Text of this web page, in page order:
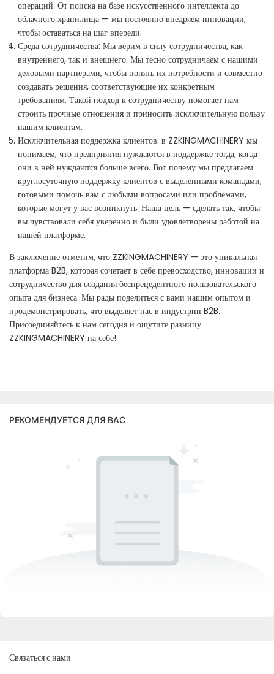
операций. От поиска на базе искусственного интеллекта до
облачного хранилища — мы постоянно внедряем инновации,
чтобы оставаться на шаг впереди.
Среда сотрудничества: Мы верим в силу сотрудничества, как
внутреннего, так и внешнего. Мы тесно сотрудничаем с нашими
деловыми партнерами, чтобы понять их потребности и совместно
создавать решения, соответствующие их конкретным
требованиям. Такой подход к сотрудничеству помогает нам
строить прочные отношения и приносить исключительную пользу
нашим клиентам.
Исключительная поддержка клиентов: в ZZKINGMACHINERY мы
понимаем, что предприятия нуждаются в поддержке тогда, когда
они в ней нуждаются больше всего. Вот почему мы предлагаем
круглосуточную поддержку клиентов с выделенными командами,
готовыми помочь вам с любыми вопросами или проблемами,
которые могут у вас возникнуть. Наша цель — сделать так, чтобы
вы чувствовали себя уверенно и были удовлетворены работой на
нашей платформе.
В заключение отметим, что ZZKINGMACHINERY — это уникальная
платформа B2B, которая сочетает в себе превосходство, инновации и
сотрудничество для создания беспрецедентного пользовательского
опыта для бизнеса. Мы рады поделиться с вами нашим опытом и
продемонстрировать, что выделяет нас в индустрии B2B.
Присоединяйтесь к нам сегодня и ощутите разницу
ZZKINGMACHINERY на себе!
РЕКОМЕНДУЕТСЯ ДЛЯ ВАС
Связаться с нами